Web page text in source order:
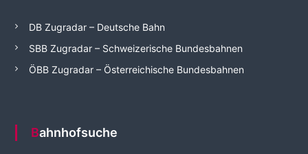
DB Zugradar – Deutsche Bahn
SBB Zugradar – Schweizerische Bundesbahnen
ÖBB Zugradar – Österreichische Bundesbahnen
Bahnhofsuche